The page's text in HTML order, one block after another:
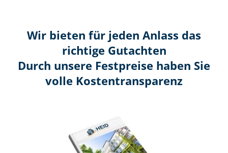
Wir bieten für jeden Anlass das
richtige Gutachten
Durch unsere Festpreise haben Sie
volle Kosten­transparenz